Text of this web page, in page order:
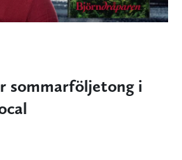
sommarföljetong i